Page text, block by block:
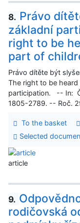
8. Právo
základní
right to be
part of
Právo dítěte být
The right to be heard
participation. -- In:
1805-2789. -- Roč.
To the basket
Selected
article
9.
rodičovská